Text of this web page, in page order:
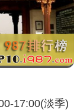
17:00(淡季)